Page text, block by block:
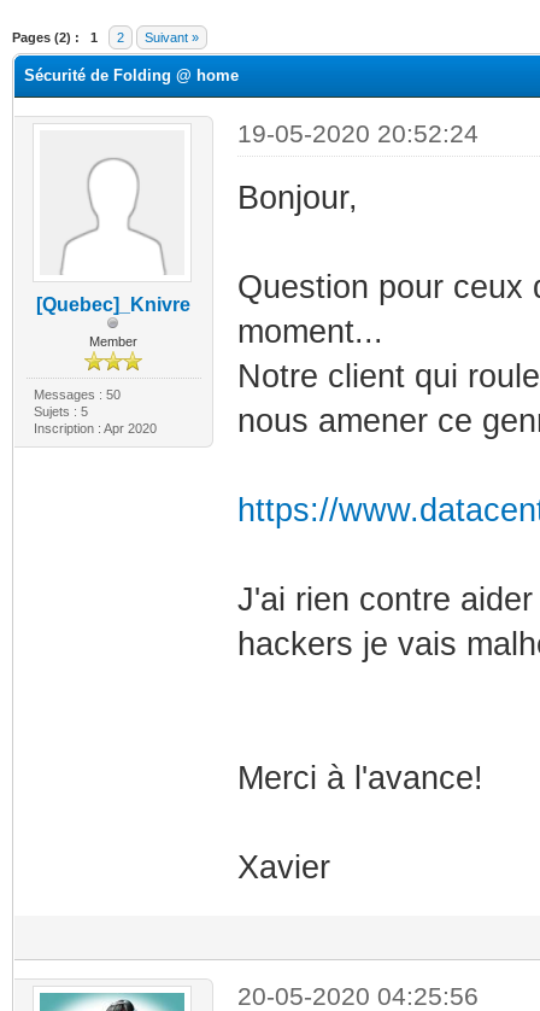
Pages (2) : 1 2 Suivant »
Sécurité de Folding @ home
[Quebec]_Knivre
Member
Messages : 50
Sujets : 5
Inscription : Apr 2020
19-05-2020 20:52:24
Bonjour,
Question pour ceux
moment...
Notre client qui
nous amener ce
https://
J'ai rien contre
hackers je vais
Merci à l'avance!
Xavier
20-05-2020 04:25:56